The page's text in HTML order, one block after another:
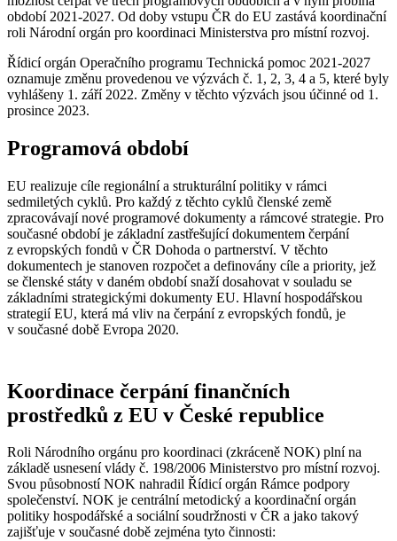
období 2021-2027. Od doby vstupu ČR do EU zastává koordinační
roli Národní orgán pro koordinaci Ministerstva pro místní rozvoj.
Řídicí orgán Operačního programu Technická pomoc 2021-2027
oznamuje změnu provedenou ve výzvách č. 1, 2, 3, 4 a 5, které byly
vyhlášeny 1. září 2022. Změny v těchto výzvách jsou účinné od 1.
prosince 2023.
Programová období
EU realizuje cíle regionální a strukturální politiky v rámci
sedmiletých cyklů. Pro každý z těchto cyklů členské země
zpracovávají nové programové dokumenty a rámcové strategie. Pro
současné období je základní zastřešující dokumentem čerpání
z evropských fondů v ČR Dohoda o partnerství. V těchto
dokumentech je stanoven rozpočet a definovány cíle a priority, jež
se členské státy v daném období snaží dosahovat v souladu se
základními strategickými dokumenty EU. Hlavní hospodářskou
strategií EU, která má vliv na čerpání z evropských fondů, je
v současné době Evropa 2020.
Koordinace čerpání finančních
prostředků z EU v České republice
Roli Národního orgánu pro koordinaci (zkráceně NOK) plní na
základě usnesení vlády č. 198/2006 Ministerstvo pro místní rozvoj.
Svou působností NOK nahradil Řídicí orgán Rámce podpory
společenství. NOK je centrální metodický a koordinační orgán
politiky hospodářské a sociální soudržnosti v ČR a jako takový
zajišťuje v současné době zejména tyto činnosti: